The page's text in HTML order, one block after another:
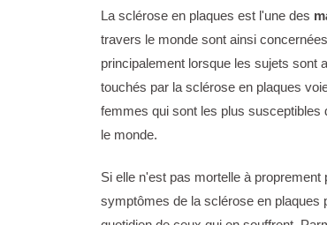
La sclérose en plaques est l'une des
travers le monde sont ainsi
principalement lorsque les sujets sont
touchés par la sclérose en plaques
femmes qui sont les plus susceptibles
le monde.
Si elle n'est pas mortelle à
symptômes de la sclérose en plaques